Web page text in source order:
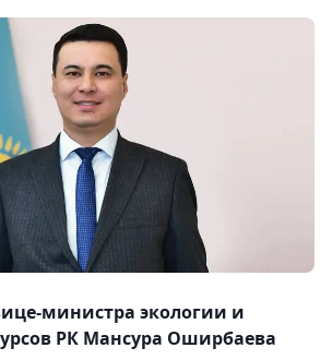
министра экологии и
РК Мансура Оширбаева